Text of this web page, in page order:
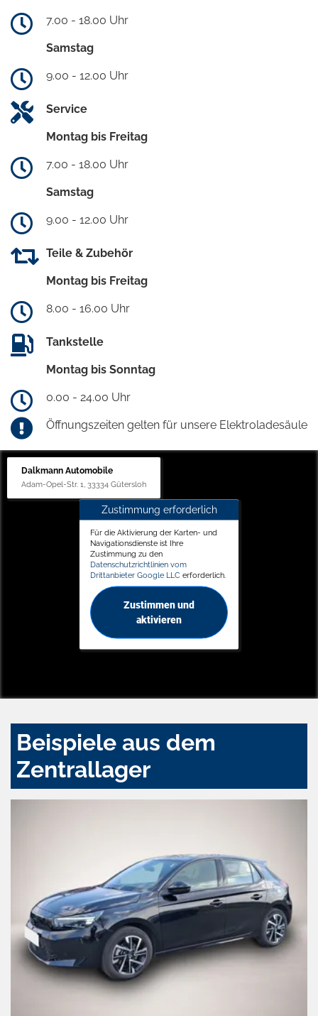
7.00 - 18.00 Uhr
Samstag
9.00 - 12.00 Uhr
Service
Montag bis Freitag
7.00 - 18.00 Uhr
Samstag
9.00 - 12.00 Uhr
Teile & Zubehör
Montag bis Freitag
8.00 - 16.00 Uhr
Tankstelle
Montag bis Sonntag
0.00 - 24.00 Uhr
Öffnungszeiten gelten für unsere Elektroladesäule
Dalkmann Automobile
Adam-Opel-Str. 1, 33334 Gütersloh
Zustimmung erforderlich
Für die Aktivierung der Karten- und
Navigationsdienste ist Ihre
Zustimmung zu den
Datenschutzrichtlinien vom
Drittanbieter Google LLC erforderlich.
Zustimmen und
aktivieren
Beispiele aus dem
Zentrallager